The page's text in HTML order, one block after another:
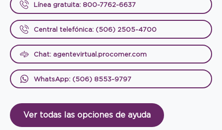
Línea gratuita: 800-7762-6637
Central telefónica: (506) 2505-4700
Chat: agentevirtual.procomer.com
WhatsApp: (506) 8553-9797
Ver todas las opciones de ayuda